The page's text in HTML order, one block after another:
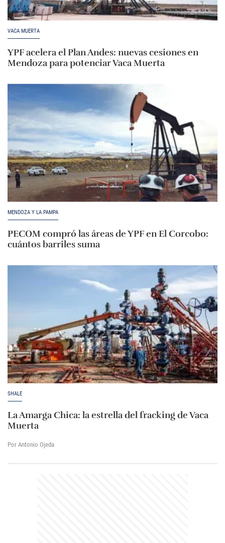
VACA MUERTA
YPF acelera el Plan Andes: nuevas cesiones en
Mendoza para potenciar Vaca Muerta
MENDOZA Y LA PAMPA
PECOM compró las áreas de YPF en El Corcobo:
cuántos barriles suma
SHALE
La Amarga Chica: la estrella del fracking de Vaca
Muerta
Por Antonio Ojeda